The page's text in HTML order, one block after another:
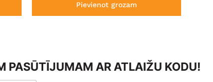
Pievienot grozam
PASŪTĪJUMAM AR ATLAIŽU KODU!